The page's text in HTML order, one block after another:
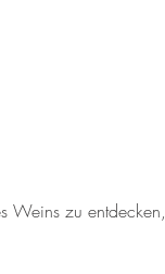
Weins zu entdecken,